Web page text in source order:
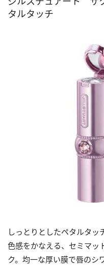
タルタッチ
しっとりとしたペタルタッ
色感をかなえる、セミマッ
ク。均一な厚い膜で唇のシ